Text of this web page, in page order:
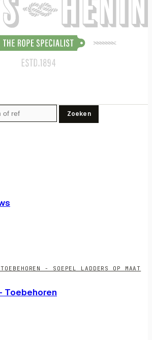
Zoeken
TOEBEHOREN - SOEPEL LADDERS OP MAAT
Toebehoren